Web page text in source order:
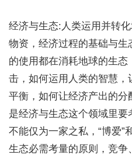
经济与生态:人类运用并转
物资，经济过程的基础与
的使用都在消耗地球的生
击，如何运用人类的智慧，
平衡，如何让经济产出的分
是经济与生态这个领域里要
不能仅为一家之私，“博爱”
生态必需考量的原则，竞